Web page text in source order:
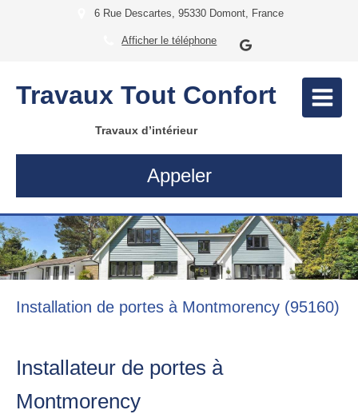
6 Rue Descartes, 95330 Domont, France
Afficher le téléphone
Travaux Tout Confort
Travaux d’intérieur
Appeler
Installation de portes à Montmorency (95160)
Installateur de portes à
Montmorency